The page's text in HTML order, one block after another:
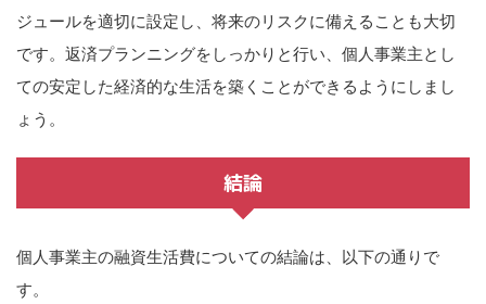
ジュールを適切に設定し、将来のリスクに備えることも大切
です。返済プランニングをしっかりと行い、個人事業主とし
ての安定した経済的な生活を築くことができるようにしまし
ょう。
結論
個人事業主の融資生活費についての結論は、以下の通りで
す。